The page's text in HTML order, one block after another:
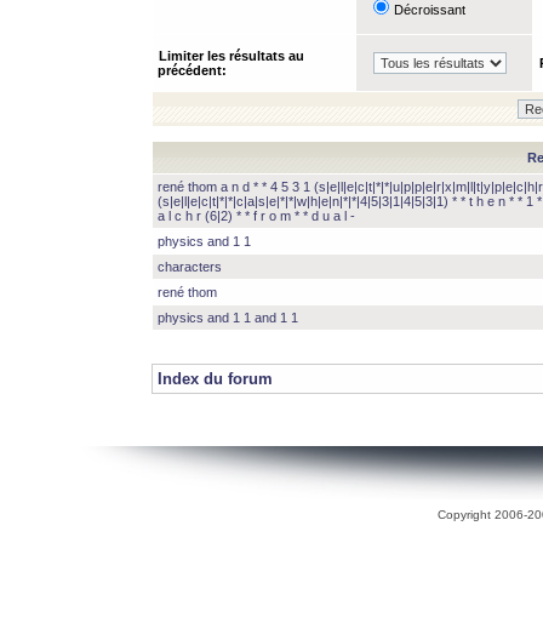
Décroissant
Limiter les résultats au
précédent:
rené thom a n d * * 4 5 3 1
(s|e|l|e|c|t|*|*|c|a|s|e|*|*|w|h|e|n|*|*|4|5|3|1|4|5|3|1) * * t h e n * * 1
a l c h r (6|2) * * f r o m * * d u a l -
physics and 1 1
characters
rené thom
physics and 1 1 and 1 1
Index du forum
Copyright 2006-